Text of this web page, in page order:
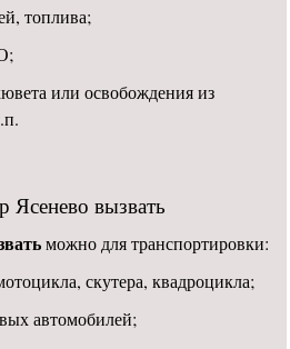
топлива;
или освобождения из
Ясенево вызвать
можно для транспортировки:
скутера, квадроцикла;
автомобилей;